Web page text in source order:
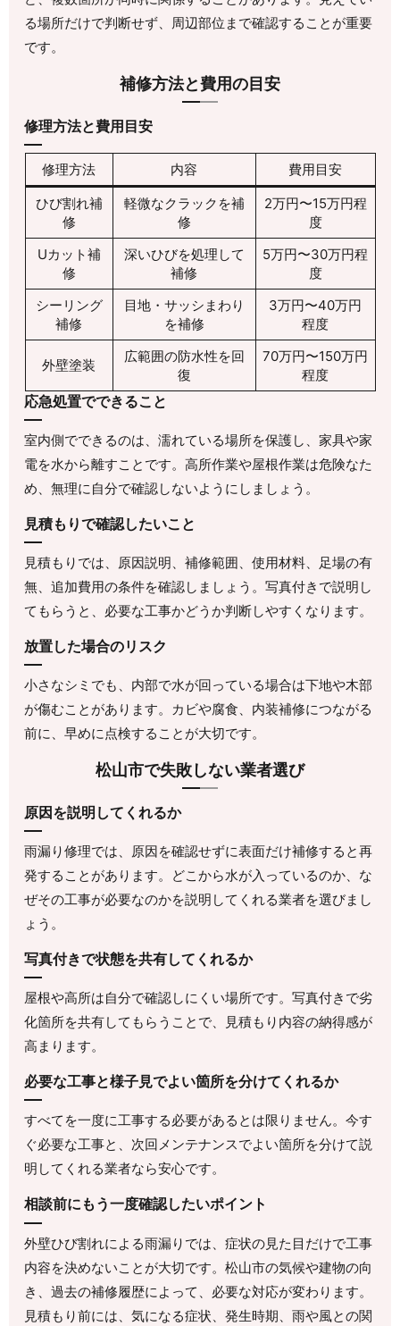
る場所だけで判断せず、周辺部位まで確認することが重要
です。
補修方法と費用の目安
修理方法と費用目安
修理方法 内容
費用目安
ひび割れ補
修
軽微なクラックを補
修
2万円〜15万円程
度
Uカット補
修
深いひびを処理して
補修
5万円〜30万円程
度
シーリング
補修
目地・サッシまわり
を補修
3万円〜40万円
程度
外壁塗装
広範囲の防水性を回
復
70万円〜150万円
程度
応急処置でできること
室内側でできるのは、濡れている場所を保護し、家具や家
電を水から離すことです。高所作業や屋根作業は危険なた
め、無理に自分で確認しないようにしましょう。
見積もりで確認したいこと
見積もりでは、原因説明、補修範囲、使用材料、足場の有
無、追加費用の条件を確認しましょう。写真付きで説明し
てもらうと、必要な工事かどうか判断しやすくなります。
放置した場合のリスク
小さなシミでも、内部で水が回っている場合は下地や木部
が傷むことがあります。カビや腐食、内装補修につながる
前に、早めに点検することが大切です。
松山市で失敗しない業者選び
原因を説明してくれるか
雨漏り修理では、原因を確認せずに表面だけ補修すると再
発することがあります。どこから水が入っているのか、な
ぜその工事が必要なのかを説明してくれる業者を選びまし
ょう。
写真付きで状態を共有してくれるか
屋根や高所は自分で確認しにくい場所です。写真付きで劣
化箇所を共有してもらうことで、見積もり内容の納得感が
高まります。
必要な工事と様子見でよい箇所を分けてくれるか
すべてを一度に工事する必要があるとは限りません。今す
ぐ必要な工事と、次回メンテナンスでよい箇所を分けて説
明してくれる業者なら安心です。
相談前にもう一度確認したいポイント
外壁ひび割れによる雨漏りでは、症状の見た目だけで工事
内容を決めないことが大切です。松山市の気候や建物の向
き、過去の補修履歴によって、必要な対応が変わります。
見積もり前には、気になる症状、発生時期、雨や風との関